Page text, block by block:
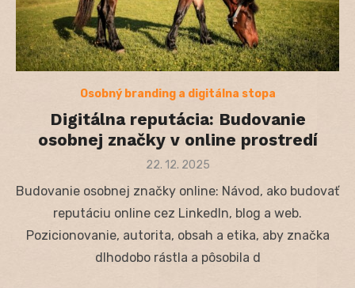
Osobný branding a digitálna stopa
Digitálna reputácia: Budovanie
osobnej značky v online prostredí
Posted
22. 12. 2025
Budovanie osobnej značky online: Návod, ako budovať
reputáciu online cez LinkedIn, blog a web.
Pozicionovanie, autorita, obsah a etika, aby značka
dlhodobo rástla a pôsobila d